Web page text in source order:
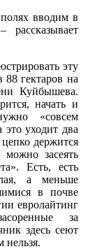
вводим в
рассказывает
эту
гектаров на
Куйбышева.
начать и
«совсем
это уходит два
держится
засеять
Есть, есть
а меньше
в почве
евролайтинг
за
здесь сеют
нельзя.